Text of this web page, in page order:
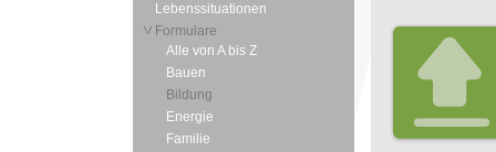
Lebenssituationen
Formulare
Alle von A bis Z
Bauen
Bildung
Energie
Familie